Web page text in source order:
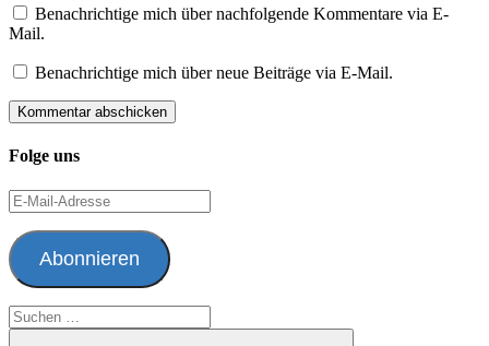
Benachrichtige mich über nachfolgende Kommentare via E-
Mail.
Benachrichtige mich über neue Beiträge via E-Mail.
Folge uns
E-
Mail-
Adresse
Abonnieren
Suchen
nach: